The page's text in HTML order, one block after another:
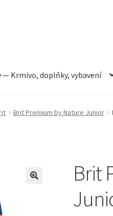
— Krmivo, doplňky, vybavení
— Klece, krmivo, vybavení Můj
Brit Premium by Nature Junior
Brit